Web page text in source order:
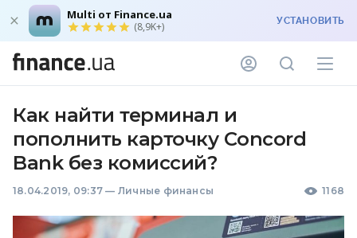
Multi от Finance.ua
(8,9K+) УСТАНОВИТЬ
Как найти терминал и
пополнить карточку Concord
Bank без комиссий?
18.04.2019, 09:37 — Личные финансы 1168